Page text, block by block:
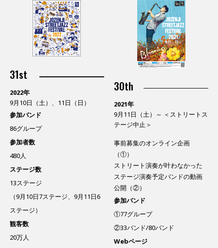
31st
2022年
9月10日（土）、11日（日）
参加バンド
86グループ
参加者数
480人
ステージ数
13ステージ
（9月10日7ステージ、9月11日6
ステージ）
観客数
20万人
30th
2021年
9月11日（土）～ ＜ストリートス
テージ中止＞
事前募集のオンライン企画
（①）
ストリート演奏が叶わなかった
ステージ演奏予定バンドの動画
公開（②）
参加バンド
①77グループ
②33バンド/80バンド
Webページ